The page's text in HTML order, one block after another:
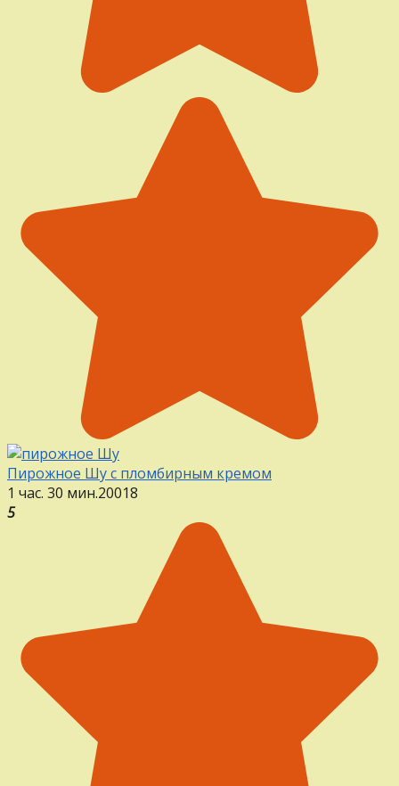
Пирожное Шу с пломбирным кремом
1 час. 30 мин.20018
5